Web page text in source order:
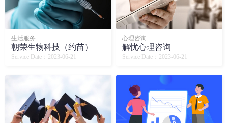
生活服务
朝荣生物科技（约苗）
Service Date：2023-06-21
心理咨询
解忧心理咨询
Service Date：2023-06-21